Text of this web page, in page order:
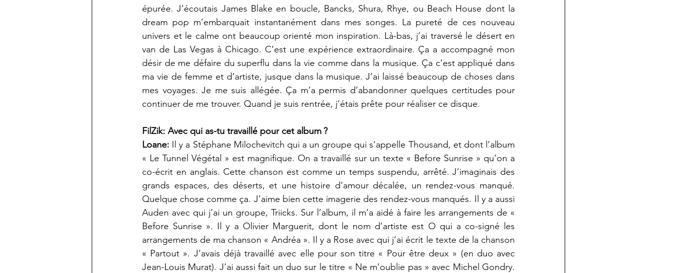
épurée. J’écoutais James Blake en boucle, Bancks, Shura, Rhye, ou Beach House dont la
dream pop m’embarquait instantanément dans mes songes. La pureté de ces nouveau
univers et le calme ont beaucoup orienté mon inspiration. Là-bas, j’ai traversé le désert en
van de Las Vegas à Chicago. C’est une expérience extraordinaire. Ça a accompagné mon
désir de me défaire du superflu dans la vie comme dans la musique. Ça c’est appliqué dans
ma vie de femme et d’artiste, jusque dans la musique. J’ai laissé beaucoup de choses dans
mes voyages. Je me suis allégée. Ça m’a permis d’abandonner quelques certitudes pour
continuer de me trouver. Quand je suis rentrée, j’étais prête pour réaliser ce disque.
FilZik: Avec qui as-tu travaillé pour cet album ?
Loane: Il y a Stéphane Milochevitch qui a un groupe qui s’appelle Thousand, et dont l’album
« Le Tunnel Végétal » est magnifique. On a travaillé sur un texte « Before Sunrise » qu’on a
co-écrit en anglais. Cette chanson est comme un temps suspendu, arrêté. J’imaginais des
grands espaces, des déserts, et une histoire d’amour décalée, un rendez-vous manqué.
Quelque chose comme ça. J’aime bien cette imagerie des rendez-vous manqués. Il y a aussi
Auden avec qui j’ai un groupe, Triicks. Sur l’album, il m’a aidé à faire les arrangements de «
Before Sunrise ». Il y a Olivier Marguerit, dont le nom d’artiste est O qui a co-signé les
arrangements de ma chanson « Andréa ». Il y a Rose avec qui j’ai écrit le texte de la chanson
« Partout ». J’avais déjà travaillé avec elle pour son titre « Pour être deux » (en duo avec
Jean-Louis Murat). J’ai aussi fait un duo sur le titre « Ne m’oublie pas » avec Michel Gondry.